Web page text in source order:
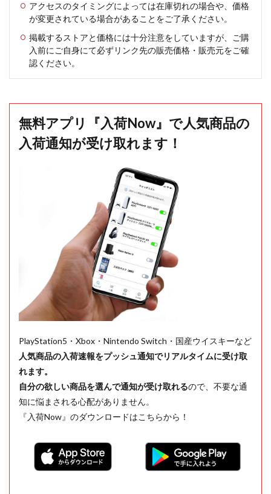
アクセスのタイミングによっては在庫切れの場合や、価格
が変更されている場合があることをご了承ください。
掲載するストアと価格には十分注意をしていますが、ご購
入前にご自身にて必ずリンク先の販売価格・販売元をご確
認ください。
無料アプリ『入荷Now』で人気商品の
入荷通知が受け取れます！
PlayStation5・Xbox・Nintendo Switch・国産ウイスキーなど
人気商品の入荷速報をプッシュ通知でリアルタイムに受け取
れます。
自分の欲しい商品を選んで通知が受け取れるので、不要な通
知に悩まされる心配がありません。
『入荷Now』のダウンロードはこちらから！